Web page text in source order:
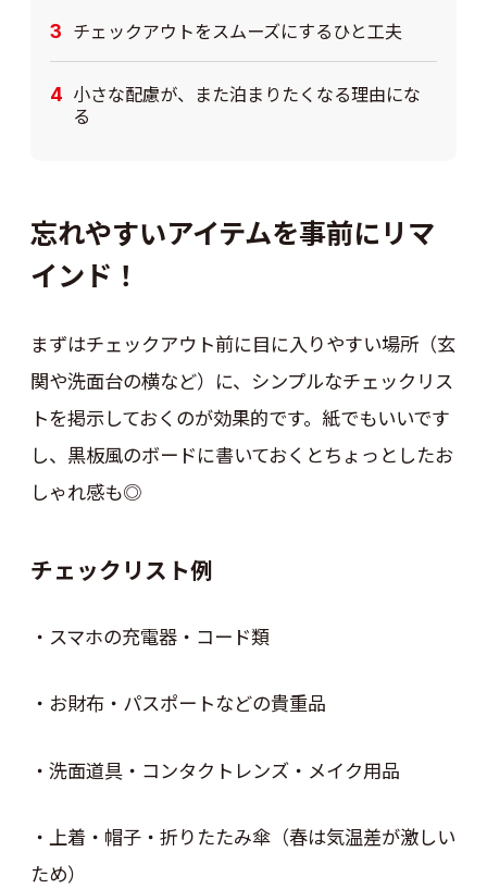
チェックアウトをスムーズにするひと工夫
小さな配慮が、また泊まりたくなる理由にな
る
忘れやすいアイテムを事前にリマ
インド！
まずはチェックアウト前に目に入りやすい場所（玄
関や洗面台の横など）に、シンプルなチェックリス
トを掲示しておくのが効果的です。紙でもいいです
し、黒板風のボードに書いておくとちょっとしたお
しゃれ感も◎
チェックリスト例
・スマホの充電器・コード類
・お財布・パスポートなどの貴重品
・洗面道具・コンタクトレンズ・メイク用品
・上着・帽子・折りたたみ傘（春は気温差が激しい
ため）